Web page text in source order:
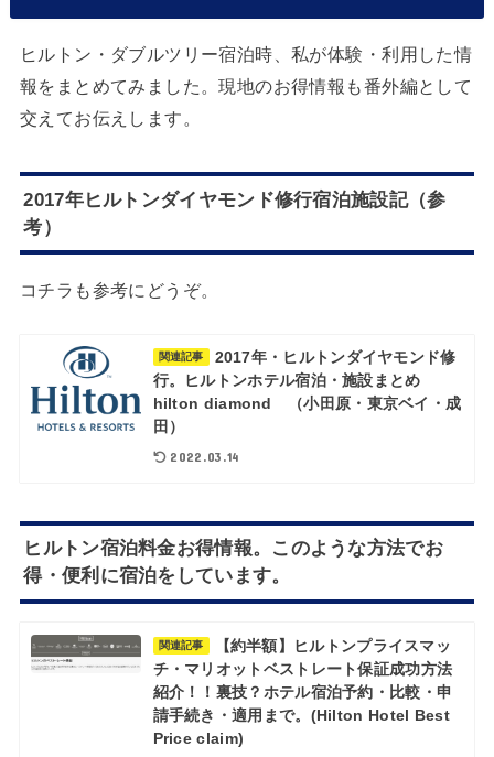
ヒルトン・ダブルツリー宿泊時、私が体験・利用した情
報をまとめてみました。現地のお得情報も番外編として
交えてお伝えします。
2017年ヒルトンダイヤモンド修行宿泊施設記（参
考）
コチラも参考にどうぞ。
関連記事
2017年・ヒルトンダイヤモンド修
行。ヒルトンホテル宿泊・施設まとめ
hilton diamond （小田原・東京ベイ・成
田）
2022.03.14
ヒルトン宿泊料金お得情報。このような方法でお
得・便利に宿泊をしています。
関連記事
【約半額】ヒルトンプライスマッ
チ・マリオットベストレート保証成功方法
紹介！！裏技？ホテル宿泊予約・比較・申
請手続き・適用まで。(Hilton Hotel Best
Price claim)